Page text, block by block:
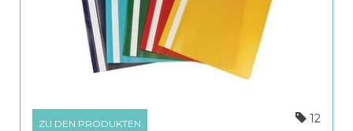
ZU DEN PRODUKTEN 12